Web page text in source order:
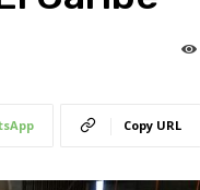
Copy URL